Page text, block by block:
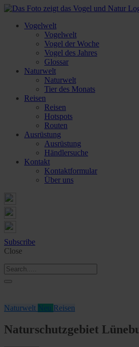
Vogelwelt
Vogelwelt
Vogel der Woche
Vogel des Jahres
Glossar
Naturwelt
Naturwelt
Tier des Monats
Reisen
Reisen
Hotspots
Routen
Ausrüstung
Ausrüstung
Händlersuche
Kontakt
Kontaktformular
Über uns
Subscribe
Close
Naturwelt Reisen
Naturschutzgebiet